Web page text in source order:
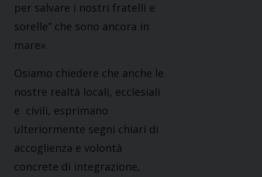
per salvare i nostri fratelli e
sorelle” che sono ancora in
mare».
Osiamo chiedere che anche le
nostre realtà locali, ecclesiali
e civili, esprimano
ulteriormente segni chiari di
accoglienza e volontà
concrete di integrazione,